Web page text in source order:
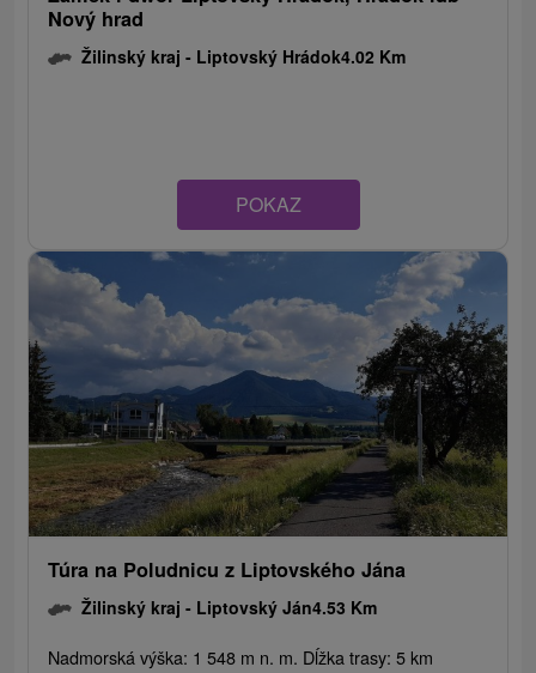
Nový hrad
Žilinský kraj - Liptovský Hrádok4.02 Km
POKAZ
Túra na Poludnicu z Liptovského Jána
Žilinský kraj - Liptovský Ján4.53 Km
Nadmorská výška: 1 548 m n. m. Dĺžka trasy: 5 km